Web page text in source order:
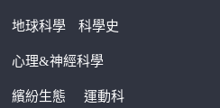
地球科學 科學史
心理&神經科學
繽紛生態運動科